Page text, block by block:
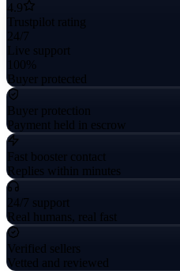
4.9
Trustpilot rating
24/7
Live support
100%
Buyer protected
Buyer protection
Payment held in escrow
Fast booster contact
Replies within minutes
24/7 support
Real humans, real fast
Verified sellers
Vetted and reviewed